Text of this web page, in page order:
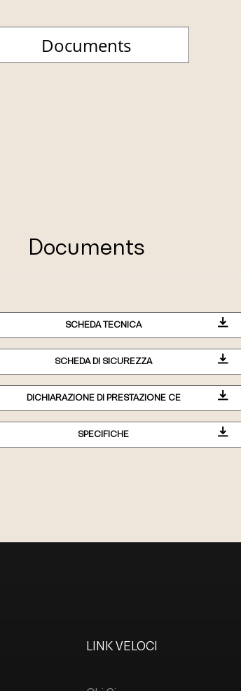
Documents
Documents
SCHEDA TECNICA
SCHEDA DI SICUREZZA
DICHIARAZIONE DI PRESTAZIONE CE
SPECIFICHE
LINK VELOCI